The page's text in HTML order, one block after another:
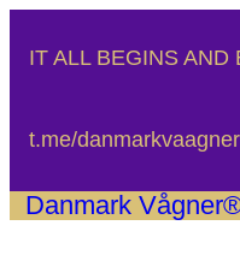
IT ALL BEGINS AND
t.me/danmarkvaagner
Danmark